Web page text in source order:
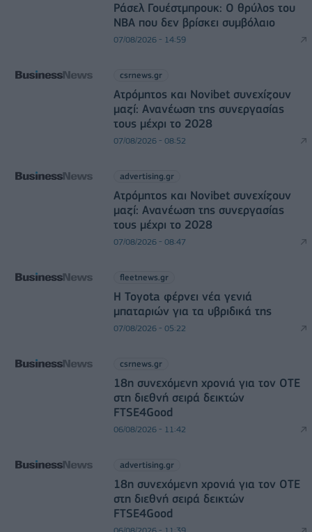
Ράσελ Γουέστμπρουκ: Ο θρύλος του
NBA που δεν βρίσκει συμβόλαιο
07/08/2026 - 14:59
csrnews.gr
Ατρόμητος και Novibet συνεχίζουν
μαζί: Ανανέωση της συνεργασίας
τους μέχρι το 2028
07/08/2026 - 08:52
advertising.gr
Ατρόμητος και Novibet συνεχίζουν
μαζί: Ανανέωση της συνεργασίας
τους μέχρι το 2028
07/08/2026 - 08:47
fleetnews.gr
Η Toyota φέρνει νέα γενιά
μπαταριών για τα υβριδικά της
07/08/2026 - 05:22
csrnews.gr
18η συνεχόμενη χρονιά για τον ΟΤΕ
στη διεθνή σειρά δεικτών
FTSE4Good
06/08/2026 - 11:42
advertising.gr
18η συνεχόμενη χρονιά για τον ΟΤΕ
στη διεθνή σειρά δεικτών
FTSE4Good